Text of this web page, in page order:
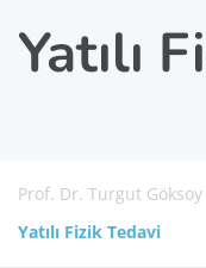
Yatılı
Prof. Dr. Turgut Göksoy
Yatılı Fizik Tedavi